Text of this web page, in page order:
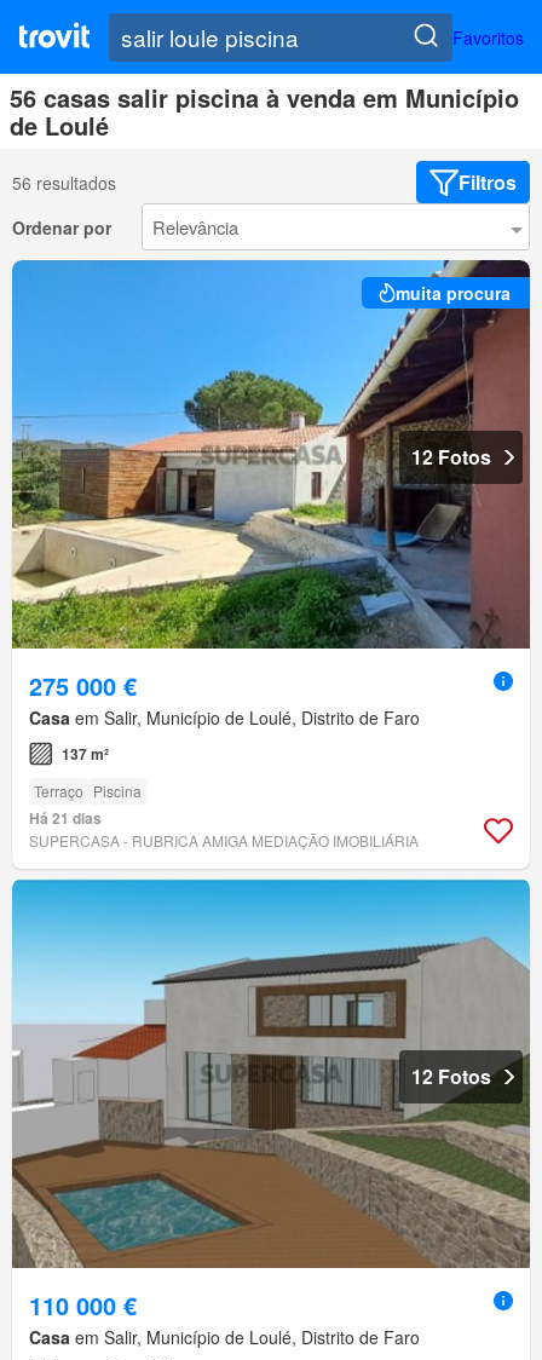
Favoritos
56 casas salir piscina à venda em Município
de Loulé
56 resultados Filtros
Ordenar por
muita procura
12 Fotos
275 000 €
Casa em Salir, Município de Loulé, Distrito de Faro
137 m²
Terraço Piscina
Há 21 dias
SUPERCASA - RUBRICA AMIGA MEDIAÇÃO IMOBILIÁRIA
12 Fotos
110 000 €
Casa em Salir, Município de Loulé, Distrito de Faro